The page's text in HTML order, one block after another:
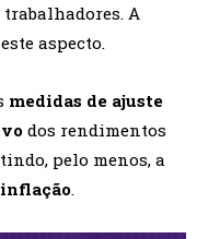
A
aspecto.
medidas de ajuste
dos rendimentos
pelo menos, a
.